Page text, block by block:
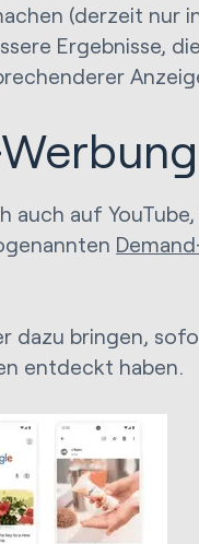
(derzeit nur
Ergebnisse,
auch auf
dazu bringen,
entdeckt haben.